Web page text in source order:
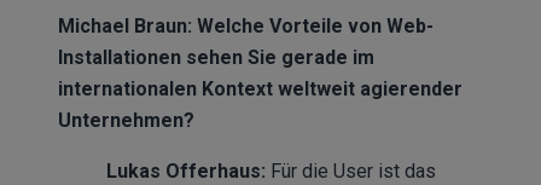
Michael Braun: Welche Vorteile von Web-
Installationen sehen Sie gerade im
internationalen Kontext weltweit agierender
Unternehmen?
Lukas Offerhaus: Für die User ist das